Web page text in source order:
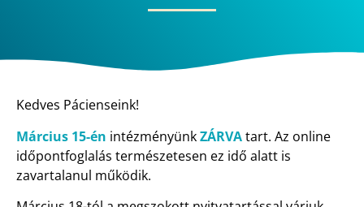
Kedves Pácienseink!
Március 15-én intézményünkZÁRVAtart. Az online
időpontfoglalás természetesen ez idő alatt is
zavartalanul működik.